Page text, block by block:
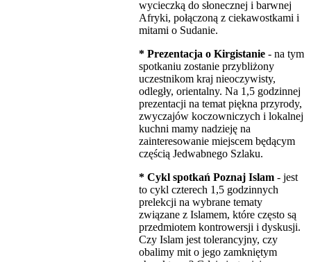
wycieczką do słonecznej i barwnej
Afryki, połączoną z ciekawostkami i
mitami o Sudanie.
* Prezentacja o Kirgistanie - na tym
spotkaniu zostanie przybliżony
uczestnikom kraj nieoczywisty,
odległy, orientalny. Na 1,5 godzinnej
prezentacji na temat piękna przyrody,
zwyczajów koczowniczych i lokalnej
kuchni mamy nadzieję na
zainteresowanie miejscem będącym
częścią Jedwabnego Szlaku.
* Cykl spotkań Poznaj Islam - jest
to cykl czterech 1,5 godzinnych
prelekcji na wybrane tematy
związane z Islamem, które często są
przedmiotem kontrowersji i dyskusji.
Czy Islam jest tolerancyjny, czy
obalimy mit o jego zamkniętym